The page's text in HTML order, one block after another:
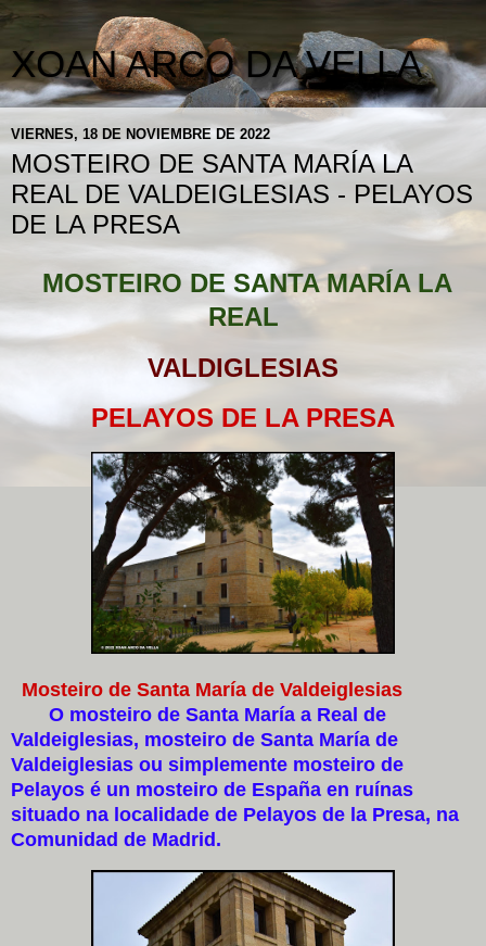
XOAN ARCO DA VELLA
VIERNES, 18 DE NOVIEMBRE DE 2022
MOSTEIRO DE SANTA MARÍA LA
REAL DE VALDEIGLESIAS - PELAYOS
DE LA PRESA
MOSTEIRO DE SANTA MARÍA LA
REAL
VALDIGLESIAS
PELAYOS DE LA PRESA
Mosteiro de Santa María de Valdeiglesias
O mosteiro de Santa María a Real de
Valdeiglesias, mosteiro de Santa María de
Valdeiglesias ou simplemente mosteiro de
Pelayos é un mosteiro de España en ruínas
situado na localidade de Pelayos de la Presa, na
Comunidad de Madrid.